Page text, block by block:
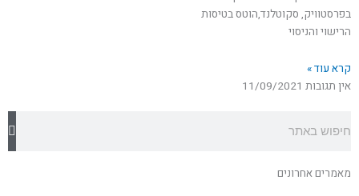
בפרסטוויק, סקוטלנד,הוטס בטיסות
הרישוי והניסוי
קרא עוד »
אין תגובות 11/09/2021
מאמרים אחרונים